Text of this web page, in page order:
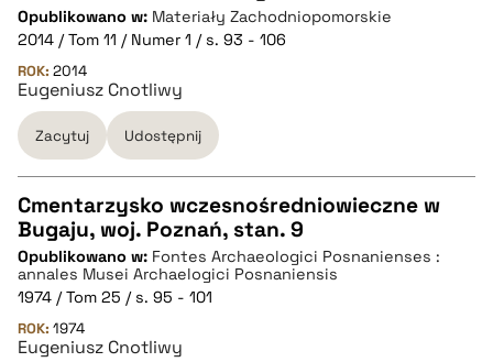
CZYSTY TEKST
pobierz cytat
BIBTEX
pobierz cytat
Opublikowano w: Materiały Zachodniopomorskie
2014 / Tom 11 / Numer 1 / s. 93 - 106
ROK: 2014
Eugeniusz Cnotliwy
Zacytuj Udostępnij
CZYSTY TEKST
pobierz cytat
Cmentarzysko wczesnośredniowieczne w
Bugaju, woj. Poznań, stan. 9
Opublikowano w: Fontes Archaeologici Posnanienses :
annales Musei Archaelogici Posnaniensis
1974 / Tom 25 / s. 95 - 101
ROK: 1974
Eugeniusz Cnotliwy